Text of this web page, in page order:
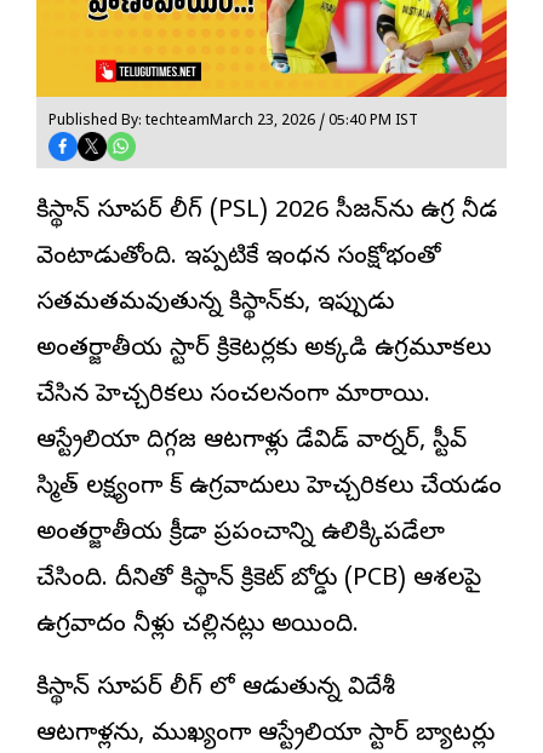
Published By: techteamMarch 23, 2026 / 05:40 PM IST
పాకిస్థాన్ సూపర్ లీగ్ (PSL) 2026 సీజన్‌ను ఉగ్ర నీడ
వెంటాడుతోంది. ఇప్పటికే ఇంధన సంక్షోభంతో
సతమతమవుతున్న పాకిస్థాన్‌కు, ఇప్పుడు
అంతర్జాతీయ స్టార్ క్రికెటర్లకు అక్కడి ఉగ్రమూకలు
చేసిన హెచ్చరికలు సంచలనంగా మారాయి.
ఆస్ట్రేలియా దిగ్గజ ఆటగాళ్లు డేవిడ్ వార్నర్, స్టీవ్
స్మిత్ లక్ష్యంగా పాక్ ఉగ్రవాదులు హెచ్చరికలు చేయడం
అంతర్జాతీయ క్రీడా ప్రపంచాన్ని ఉలిక్కిపడేలా
చేసింది. దీనితో పాకిస్థాన్ క్రికెట్ బోర్డు (PCB) ఆశలపై
ఉగ్రవాదం నీళ్లు చల్లినట్లు అయింది.
పాకిస్థాన్ సూపర్ లీగ్ లో ఆడుతున్న విదేశీ
ఆటగాళ్లను, ముఖ్యంగా ఆస్ట్రేలియా స్టార్ బ్యాటర్లు